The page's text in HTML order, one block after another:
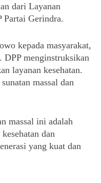
dari Layanan
Gerindra.
kepada masyarakat,
menginstruksikan
layanan kesehatan.
massal dan
massal ini adalah
dan
yang kuat dan